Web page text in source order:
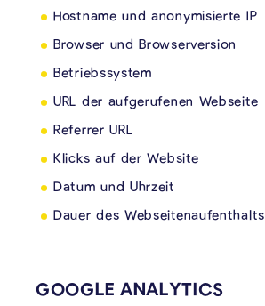
Hostname und anonymisierte IP
Browser und Browserversion
Betriebssystem
URL der aufgerufenen Webseite
Referrer URL
Klicks auf der Website
Datum und Uhrzeit
Dauer des Webseitenaufenthalts
GOOGLE ANALYTICS